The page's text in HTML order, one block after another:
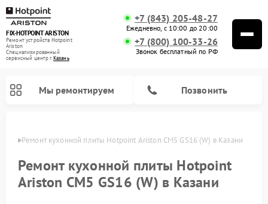
FIX-HOTPOINT ARISTON
Ремонт устройств Hotpoint
Ariston
Специализированный
cервисный центр г.Казань
+7 (843) 205-48-27
Ежедневно, с 10:00 до 20:00
+7 (800) 100-33-26
Звонок бесплатный по РФ
Мы ремонтируем Позвонить
Ремонт кухонной плиты Hotpoint Ariston CM5 GS16 (W) в Казани
Ремонт кухонной плиты Hotpoint
Ariston CM5 GS16 (W) в Казани